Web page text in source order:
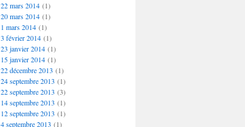
22 mars 2014(1)
20 mars 2014(1)
1 mars 2014(1)
3 février 2014(1)
23 janvier 2014(1)
15 janvier 2014(1)
22 décembre 2013 (1)
24 septembre 2013 (1)
22 septembre 2013 (3)
14 septembre 2013 (1)
12 septembre 2013 (1)
4 septembre 2013 (1)